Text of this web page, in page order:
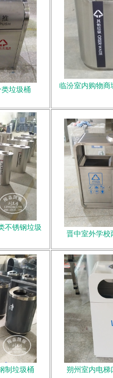
垃圾桶
临汾室内购物
不锈钢垃圾
晋中室外学
制垃圾桶 朔州室内电